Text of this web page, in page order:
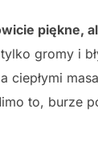
piękne,
gromy i
ciepłymi
to, burze